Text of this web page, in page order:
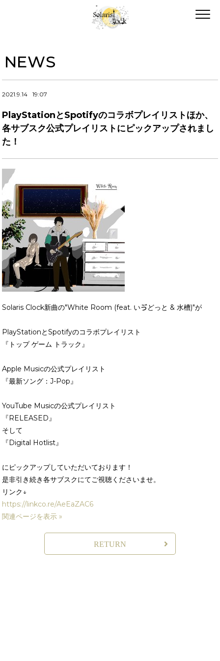
NEWS
2021.9.14 19:07
PlayStationとSpotifyのコラボプレイリストほか、
各サブスク公式プレイリストにピックアップされまし
た！
Solaris Clock新曲の"White Room (feat. いゔどっと & 水槽)"が
PlayStationとSpotifyのコラボプレイリスト
『トップ ゲーム トラック』
Apple Musicの公式プレイリスト
『最新ソング：J-Pop』
YouTube Musicの公式プレイリスト
『RELEASED』
そして
『Digital Hotlist』
にピックアップしていただいております！
是非引き続き各サブスクにてご視聴くださいませ。
リンク↓
https://linkco.re/AeEaZAC6
関連ページを表示 »
RETURN